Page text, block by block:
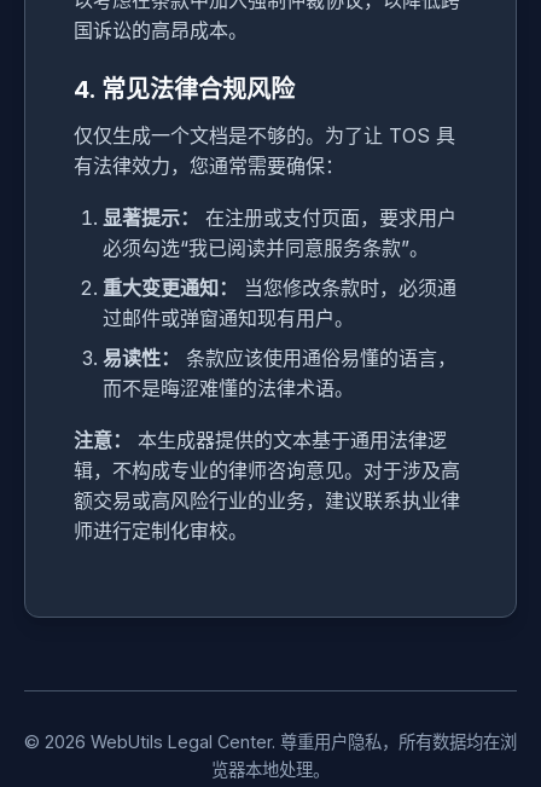
国诉讼的高昂成本。
4. 常见法律合规风险
仅仅生成一个文档是不够的。为了让 TOS 具
有法律效力，您通常需要确保：
显著提示：
在注册或支付页面，要求用户
必须勾选“我已阅读并同意服务条款”。
重大变更通知：
当您修改条款时，必须通
过邮件或弹窗通知现有用户。
易读性：
条款应该使用通俗易懂的语言，
而不是晦涩难懂的法律术语。
注意：
本生成器提供的文本基于通用法律逻
辑，不构成专业的律师咨询意见。对于涉及高
额交易或高风险行业的业务，建议联系执业律
师进行定制化审校。
© 2026 WebUtils Legal Center. 尊重用户隐私，所有数据均在浏
览器本地处理。